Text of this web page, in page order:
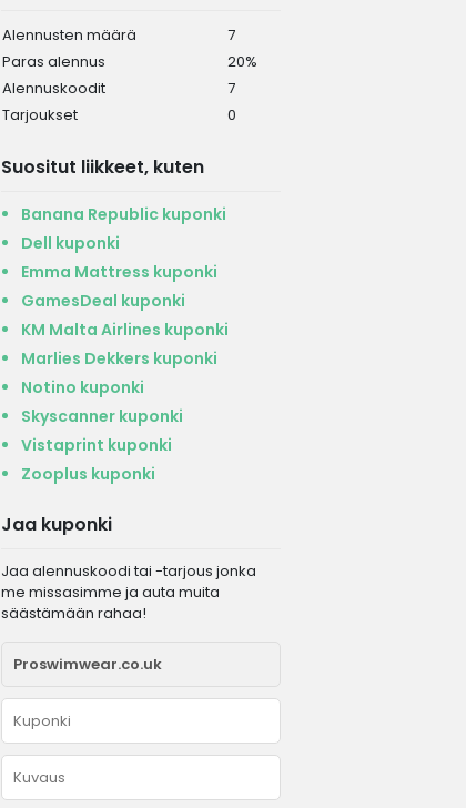
Alennusten määrä
7
Paras alennus
20%
Alennuskoodit
7
Tarjoukset
0
Suositut liikkeet, kuten
Banana Republic kuponki
Dell kuponki
Emma Mattress kuponki
GamesDeal kuponki
KM Malta Airlines kuponki
Marlies Dekkers kuponki
Notino kuponki
Skyscanner kuponki
Vistaprint kuponki
Zooplus kuponki
Jaa kuponki
Jaa alennuskoodi tai -tarjous jonka
me missasimme ja auta muita
säästämään rahaa!